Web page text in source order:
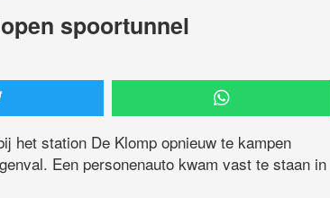
spoortunnel
het station De Klomp opnieuw te kampen
Een personenauto kwam vast te staan in